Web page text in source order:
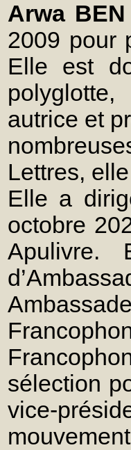
Arwa
2009 pour
Elle est
autrice et
Lettres,
Elle a
octobre
Apulivre.
sélection
vice-